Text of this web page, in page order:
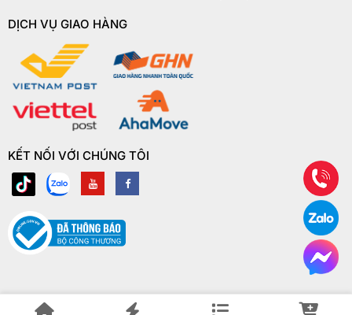
DỊCH VỤ GIAO HÀNG
KẾT NỐI VỚI CHÚNG TÔI
© Copyright Laptop Xách Tay Shop 2018 | ® Bản quyền website này